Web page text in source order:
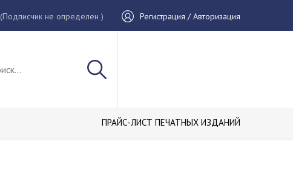
(Подписчик не определен ) Регистрация / Авторизация
ПРАЙС-ЛИСТ ПЕЧАТНЫХ ИЗДАНИЙ